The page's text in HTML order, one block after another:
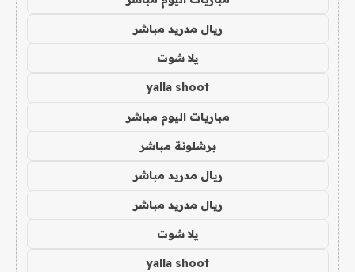
ريال مدريد مباشر
يلا شوت
yalla shoot
مباريات اليوم مباشر
برشلونة مباشر
ريال مدريد مباشر
ريال مدريد مباشر
يلا شوت
yalla shoot